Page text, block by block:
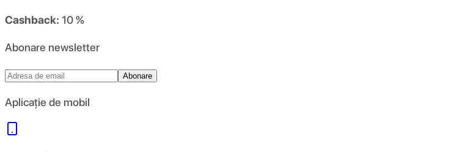
Cashback: 10 %
Abonare newsletter
Abonare
Aplicație de mobil